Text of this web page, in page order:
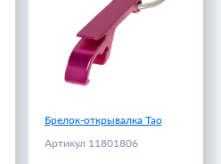
Брелок-открывалка Tao
Артикул 11801806